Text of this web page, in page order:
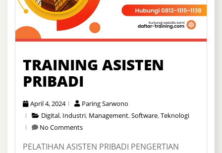
TRAINING ASISTEN
PRIBADI
April 4, 2024
Paring Sarwono
Digital, Industri, Management,Software,Teknologi
No Comments
PELATIHAN ASISTEN PRIBADI PENGERTIAN